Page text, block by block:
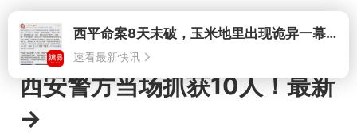
打开西平命案8天未破，玉米地里出现诡异一幕，我突然想起了欧金中
速看最新快讯
西安警方当场抓获10人！最新
→